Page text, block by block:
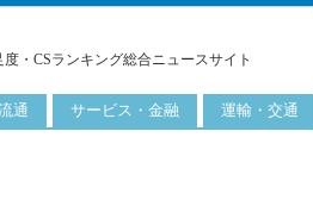
度・CSランキング総合ニュースサイト
通 サービス・金融 運輸・交通